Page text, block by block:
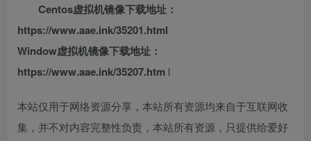
Centos虚拟机镜像下载地址：
https://www.aae.ink/35201.html
Window虚拟机镜像下载地址：
https://www.aae.ink/35207.htm l
本站仅用于网络资源分享，本站所有资源均来自于互联网收
集，并不对内容完整性负责，本站所有资源，只提供给爱好